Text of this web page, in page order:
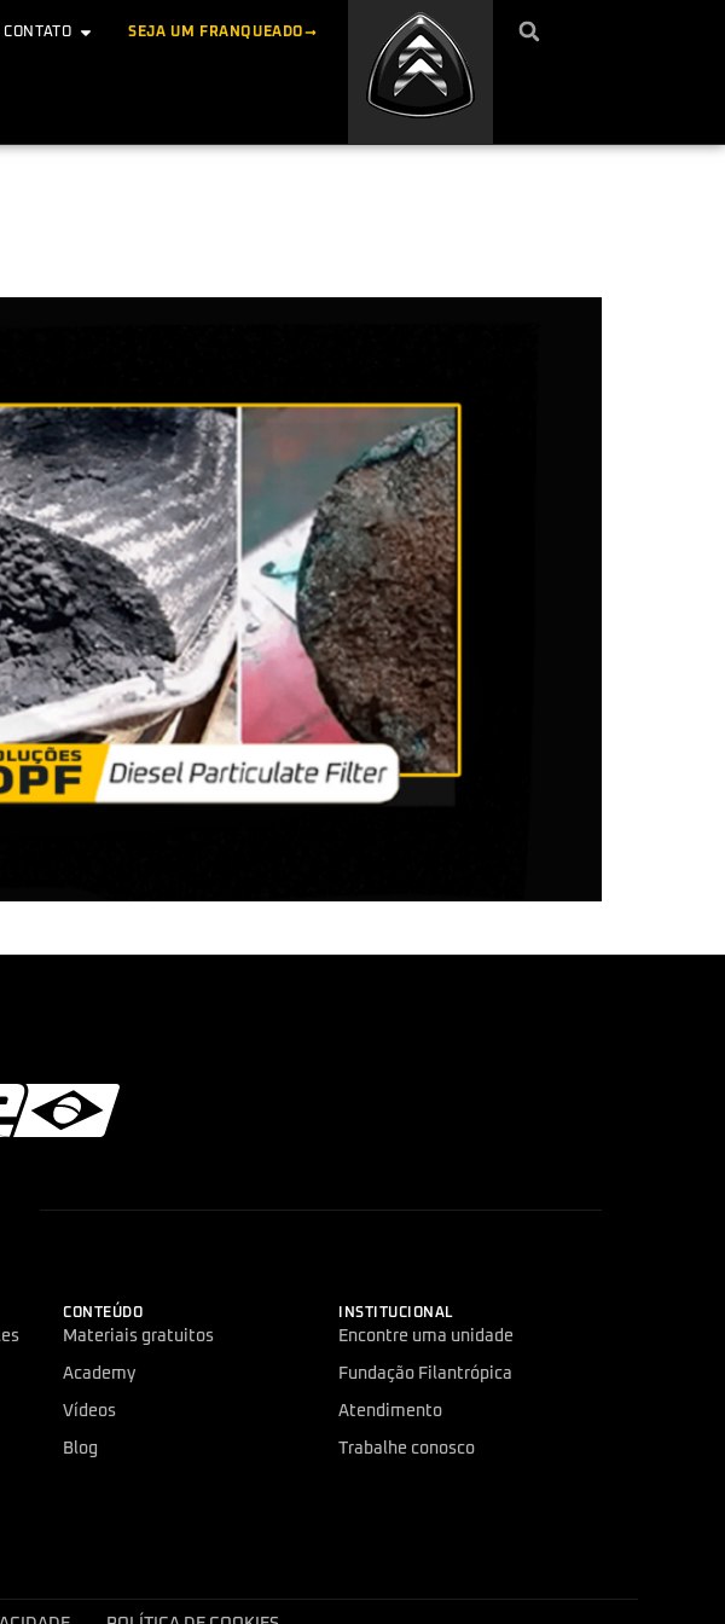
CONTATO SEJA UM FRANQUEADO
CONTEÚDO
Materiais gratuitos
Academy
Vídeos
Blog
INSTITUCIONAL
Encontre uma unidade
Fundação Filantrópica
Atendimento
Trabalhe conosco